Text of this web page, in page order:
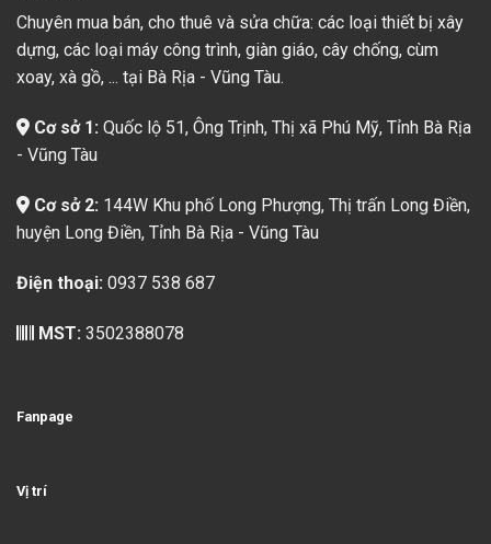
Chuyên mua bán, cho thuê và sửa chữa: các loại thiết bị xây
dựng, các loại máy công trình, giàn giáo, cây chống, cùm
xoay, xà gồ, ... tại Bà Rịa - Vũng Tàu.
Cơ sở 1: Quốc lộ 51, Ông Trịnh, Thị xã Phú Mỹ, Tỉnh Bà Rịa
- Vũng Tàu
Cơ sở 2: 144W Khu phố Long Phượng, Thị trấn Long Điền,
huyện Long Điền, Tỉnh Bà Rịa - Vũng Tàu
Điện thoại: 0937 538 687
MST: 3502388078
Fanpage
Vị trí